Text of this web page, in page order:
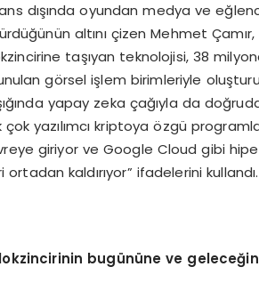
dışında oyundan medya ve
altını çizen Mehmet
taşıyan teknolojisi, 38
görsel işlem birimleriyle
yapay zeka çağıyla da
çok yazılımcı kriptoya özgü
giriyor ve Google Cloud gibi
kaldırıyor” ifadelerini kullandı.
bugününe ve geleceğ